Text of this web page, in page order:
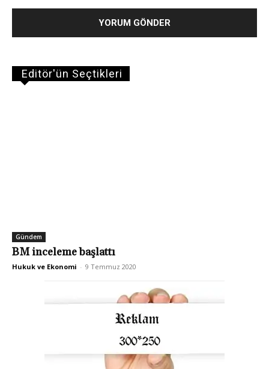
Editör'ün Seçtikleri
Gündem
BM inceleme başlattı
Hukuk ve Ekonomi - 9 Temmuz 2020